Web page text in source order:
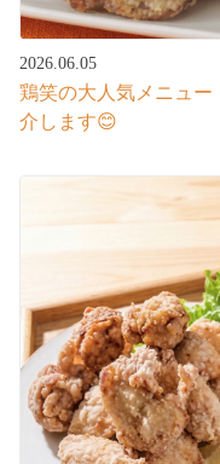
2026.06.05
鶏笑の大人気メニュ
介します😊